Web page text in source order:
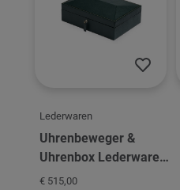
Lederwaren
Uhrenbeweger &
Uhrenbox Lederware
Wolf British Racing 8
€ 515,00